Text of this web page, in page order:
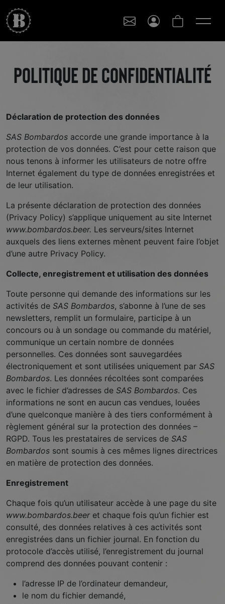
Politique de confidentialité
Déclaration de protection des données
SAS Bombardos accorde une grande importance à la
protection de vos données. C’est pour cette raison que
nous tenons à informer les utilisateurs de notre offre
Internet également du type de données enregistrées et
de leur utilisation.
La présente déclaration de protection des données
(Privacy Policy) s’applique uniquement au site Internet
www.bombardos.beer. Les serveurs/sites Internet
auxquels des liens externes mènent peuvent faire l’objet
d’une autre Privacy Policy.
Collecte, enregistrement et utilisation des données
Toute personne qui demande des informations sur les
activités de SAS Bombardos, s’abonne à l’une de ses
newsletters, remplit un formulaire, participe à un
concours ou à un sondage ou commande du matériel,
communique un certain nombre de données
personnelles. Ces données sont sauvegardées
électroniquement et sont utilisées uniquement par SAS
Bombardos. Les données récoltées sont comparées
avec le fichier d’adresses de SAS Bombardos. Ces
informations ne sont en aucun cas vendues, louées
d’une quelconque manière à des tiers conformément à
règlement général sur la protection des données –
RGPD. Tous les prestataires de services de SAS
Bombardos sont soumis à ces mêmes lignes directrices
en matière de protection des données.
Enregistrement
Chaque fois qu’un utilisateur accède à une page du site
www.bombardos.beer et chaque fois qu’un fichier est
consulté, des données relatives à ces activités sont
enregistrées dans un fichier journal. En fonction du
protocole d’accès utilisé, l’enregistrement du journal
comprend des données pouvant contenir :
l’adresse IP de l’ordinateur demandeur,
le nom du fichier demandé,
Nécessaire
Ces cookies ne
sont pas
facultatifs. Ils
sont
nécessaires au
fonctionnement
du site Web.
Statistiques
Afin que nous
puissions
améliorer la
fonctionnalité
et la
structure du
fonction de
la façon dont